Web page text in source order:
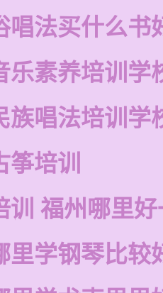
唱法买什么书
乐素养培训学
族唱法培训学
培训
训 福州哪里
里学钢琴比较